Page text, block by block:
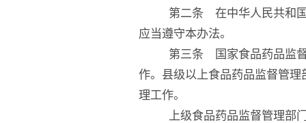
第二条 在中华人民共和国
应当遵守本办法。
第三条 国家食品药品监督
作。县级以上食品药品监督管
理工作。
上级食品药品监督管理部门